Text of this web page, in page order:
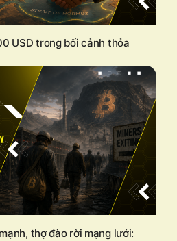
USD trong bối cảnh thỏa
thợ đào rời mạng lưới: